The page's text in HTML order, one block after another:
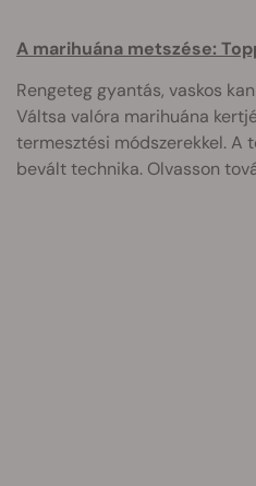
A marihuána metszése:
Rengeteg gyantás, vaskos
Váltsa valóra marihuána
termesztési módszerekkel. A
bevált technika. Olvasson